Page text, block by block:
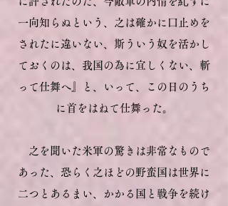
一向知らぬという、之は確かに口止めを
されたに違いない、斯ういう奴を活かし
ておくのは、我国の為に宜しくない、斬
って仕舞へ』と、いって、この日のうち
に首をはねて仕舞った。
之を聞いた米軍の驚きは非常なもので
あった、恐らく之ほどの野蛮国は世界に
二つとあるまい、かかる国と戦争を続け